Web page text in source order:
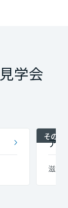
学会
その他
ア
滋賀